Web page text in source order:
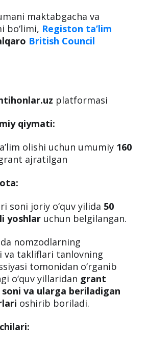
maktabgacha va
bo‘limi, Registon ta’lim
British Council
platformasi
qiymati:
olishi uchun umumiy 160
ajratilgan
soni joriy o‘quv yilida 50
yoshlar uchun belgilangan.
nomzodlarning
va takliflari tanlovning
tomonidan o‘rganib
o‘quv yillaridan grant
va ularga beriladigan
oshirib boriladi.